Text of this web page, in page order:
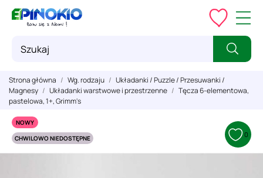
Strona główna Wg. rodzaju
Układanki / Puzzle / Przesuwanki /
Magnesy
Układanki warstwowe i przestrzenne
Tęcza 6-elementowa,
pastelowa, 1+, Grimm's
NOWY
CHWILOWO NIEDOSTĘPNE
0